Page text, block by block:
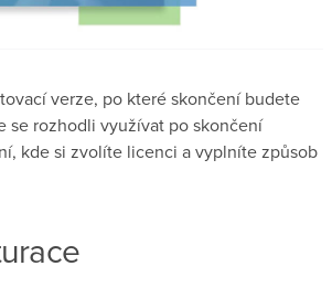
verze, po které skončení budete
se rozhodli využívat po skončení
kde si zvolíte licenci a vyplníte způsob